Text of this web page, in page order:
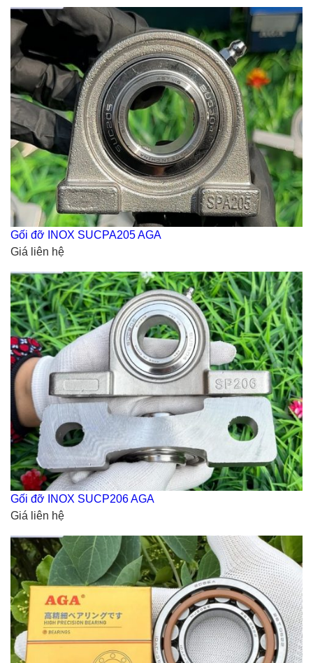
Gối đỡ INOX SUCPA205 AGA
Giá liên hệ
Gối đỡ INOX SUCP206 AGA
Giá liên hệ